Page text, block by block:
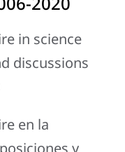
in science
discussions
en la